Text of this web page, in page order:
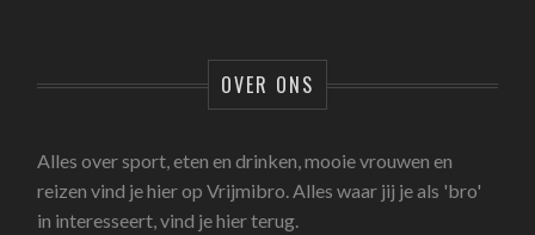
OVER ONS
Alles over sport, eten en drinken, mooie vrouwen en
reizen vind je hier op Vrijmibro. Alles waar jij je als 'bro'
in interesseert, vind je hier terug.